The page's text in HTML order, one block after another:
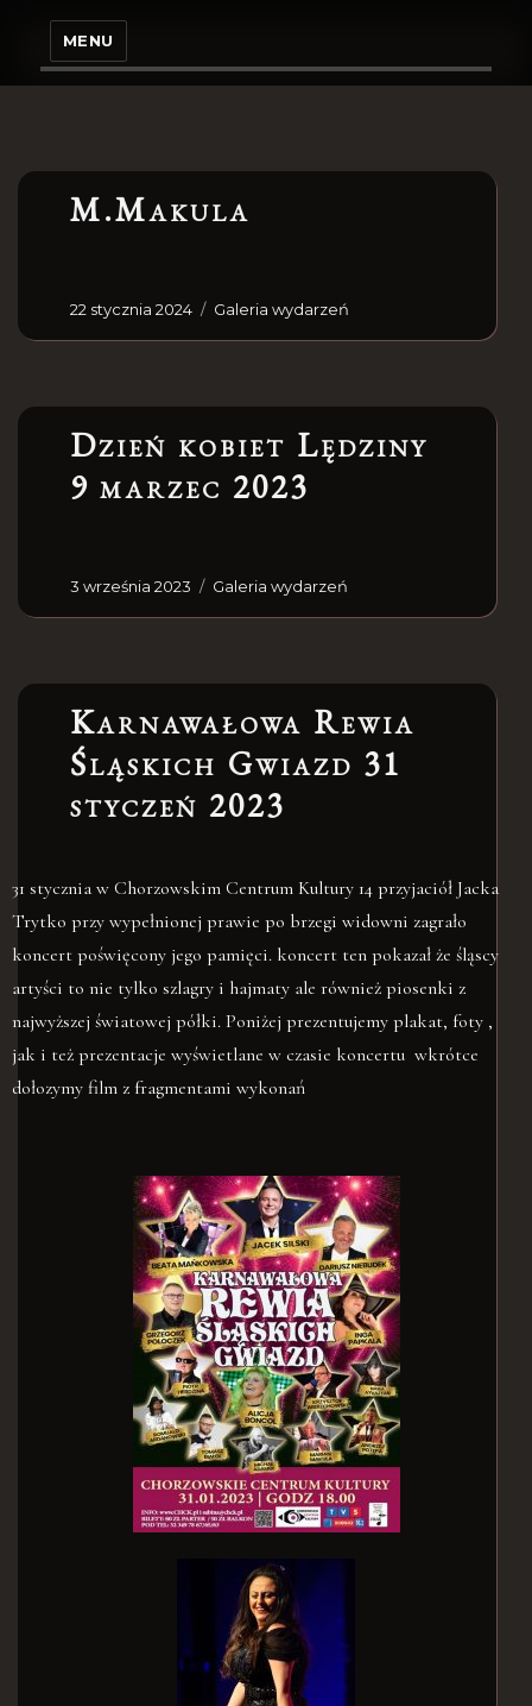
MENU
M.Makula
22 stycznia 2024 Galeria wydarzeń
Dzień kobiet Lędziny
9 marzec 2023
3 września 2023 Galeria wydarzeń
Karnawałowa Rewia
Śląskich Gwiazd 31
styczeń 2023
31 stycznia w Chorzowskim Centrum Kultury 14 przyjaciół Jacka
Trytko przy wypełnionej prawie po brzegi widowni zagrało
koncert poświęcony jego pamięci. koncert ten pokazał że śląscy
artyści to nie tylko szlagry i hajmaty ale również piosenki z
najwyższej światowej półki. Poniżej prezentujemy plakat, foty ,
jak i też prezentacje wyświetlane w czasie koncertu wkrótce
dołozymy film z fragmentami wykonań